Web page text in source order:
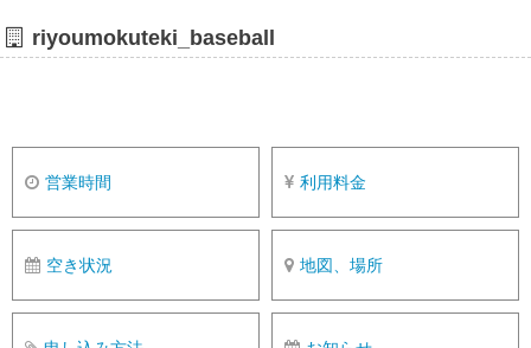
riyoumokuteki_baseball
営業時間 利用料金
空き状況 地図、場所